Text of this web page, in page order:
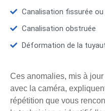
Canalisation fissurée
Canalisation obstruée
Déformation de la
Ces anomalies, mis à
avec la caméra,
répétition que vous